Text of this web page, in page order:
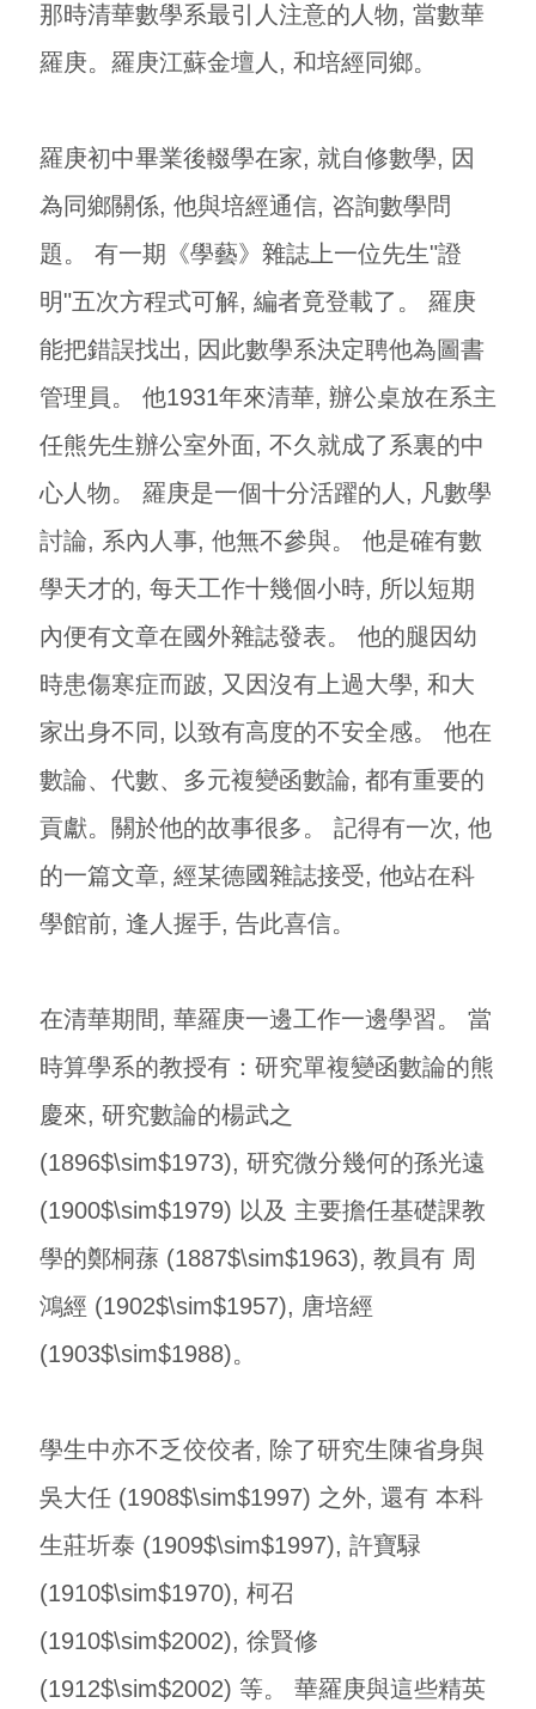
那時清華數學系最引人注意的人物, 當數華
羅庚。羅庚江蘇金壇人, 和培經同鄉。
羅庚初中畢業後輟學在家, 就自修數學, 因
為同鄉關係, 他與培經通信, 咨詢數學問
題。 有一期《學藝》雜誌上一位先生"證
明"五次方程式可解, 編者竟登載了。 羅庚
能把錯誤找出, 因此數學系決定聘他為圖書
管理員。 他1931年來清華, 辦公桌放在系主
任熊先生辦公室外面, 不久就成了系裏的中
心人物。 羅庚是一個十分活躍的人, 凡數學
討論, 系內人事, 他無不參與。 他是確有數
學天才的, 每天工作十幾個小時, 所以短期
內便有文章在國外雜誌發表。 他的腿因幼
時患傷寒症而跛, 又因沒有上過大學, 和大
家出身不同, 以致有高度的不安全感。 他在
數論、代數、多元複變函數論, 都有重要的
貢獻。關於他的故事很多。 記得有一次, 他
的一篇文章, 經某德國雜誌接受, 他站在科
學館前, 逢人握手, 告此喜信。
在清華期間, 華羅庚一邊工作一邊學習。 當
時算學系的教授有：研究單複變函數論的熊
慶來, 研究數論的楊武之
(1896$\sim$1973), 研究微分幾何的孫光遠
(1900$\sim$1979) 以及 主要擔任基礎課教
學的鄭桐蓀 (1887$\sim$1963), 教員有 周
鴻經 (1902$\sim$1957), 唐培經
(1903$\sim$1988)。
學生中亦不乏佼佼者, 除了研究生陳省身與
吳大任 (1908$\sim$1997) 之外, 還有 本科
生莊圻泰 (1909$\sim$1997), 許寶騄
(1910$\sim$1970), 柯召
(1910$\sim$2002), 徐賢修
(1912$\sim$2002) 等。 華羅庚與這些精英